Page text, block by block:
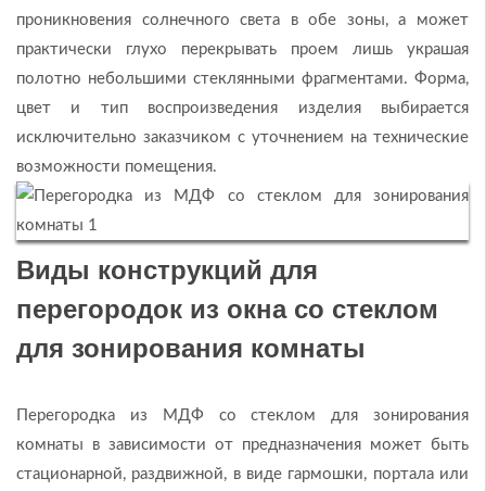
проникновения солнечного света в обе зоны, а может
практически глухо перекрывать проем лишь украшая
полотно небольшими стеклянными фрагментами. Форма,
цвет и тип воспроизведения изделия выбирается
исключительно заказчиком с уточнением на технические
возможности помещения.
Виды конструкций для
перегородок из окна со стеклом
для зонирования комнаты
Перегородка из МДФ со стеклом для зонирования
комнаты в зависимости от предназначения может быть
стационарной, раздвижной, в виде гармошки, портала или